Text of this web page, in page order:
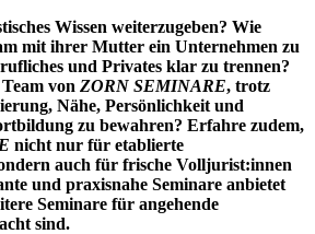
Wissen weiterzugeben? Wie
mit ihrer Mutter ein Unternehmen zu
und Privates klar zu trennen?
von ZORN SEMINARE, trotz
Nähe, Persönlichkeit und
zu bewahren? Erfahre zudem,
nicht nur für etablierte
auch für frische Volljurist:innen
und praxisnahe Seminare anbietet
Seminare für angehende
sind.